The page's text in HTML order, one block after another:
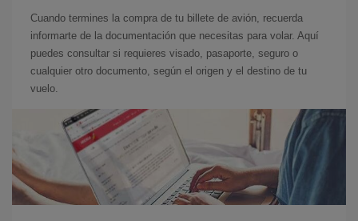
Cuando termines la compra de tu billete de avión, recuerda
informarte de la documentación que necesitas para volar. Aquí
puedes consultar si requieres visado, pasaporte, seguro o
cualquier otro documento, según el origen y el destino de tu
vuelo.